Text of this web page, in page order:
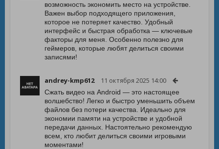
возможность экономить место на устройстве.
Важен выбор подходящего приложения,
которое не потеряет качество. Удобный
интерфейс и быстрая обработка — ключевые
факторы для меня. Особенно полезно для
геймеров, которые любят делиться своими
записями!
andrey-kmp612 11 октября 2025 14:00
Сжать видео на Android — это настоящее
волшебство! Легко и быстро уменьшить объем
файлов без потери качества. Идеально для
экономии памяти на устройстве и удобной
передачи данных. Настоятельно рекомендую
всем, кто любит делиться своими игровыми
моментами!